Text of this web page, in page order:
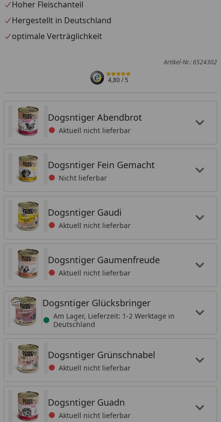
Hoher Fleischanteil
Hergestellt in Deutschland
optimale Verträglichkeit
Artikel-Nr.: 6524302
4,80/ 5
Dogsntiger Abendbrot
Aktuell nicht lieferbar
Dogsntiger Fein Gemacht
Nicht lieferbar
Dogsntiger Gaudi
Aktuell nicht lieferbar
Dogsntiger Gaumenfreude
Aktuell nicht lieferbar
Dogsntiger Glücksbringer
Am Lager, Lieferzeit: 1-2 Werktage in
Deutschland
Dogsntiger Grünschnabel
Aktuell nicht lieferbar
Dogsntiger Guadn
Aktuell nicht lieferbar